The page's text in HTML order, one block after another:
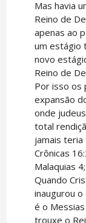
Mas havia
Reino de
apenas ao
um estágio
novo
Reino de
Por isso os
expansão
onde
total
jamais teria
Crônicas
Malaquias
Quando
inaugurou
é o
trouxe o